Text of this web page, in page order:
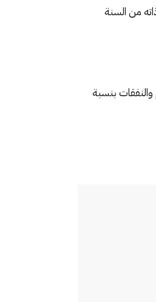
نسبته 2,4 في المائة مقارنة بالشهر ذاته من السنة
مليار درهم، إثر تراجع الإيرادات بنسبة 10,5 في المائة إلى 7,71 مليار درهم والنفقات بنسبة